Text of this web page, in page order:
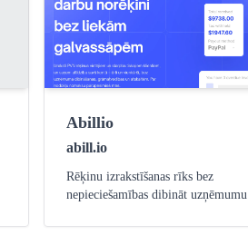
Abillio
abill.io
Rēķinu izrakstīšanas rīks bez
nepieciešamības dibināt uzņēmumu